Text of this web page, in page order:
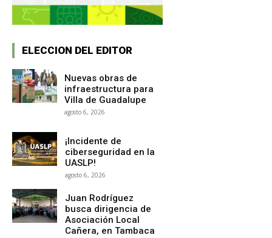
ELECCION DEL EDITOR
Nuevas obras de
infraestructura para
Villa de Guadalupe
agosto 6, 2026
¡Incidente de
ciberseguridad en la
UASLP!
agosto 6, 2026
Juan Rodríguez
busca dirigencia de
Asociación Local
Cañera, en Tambaca